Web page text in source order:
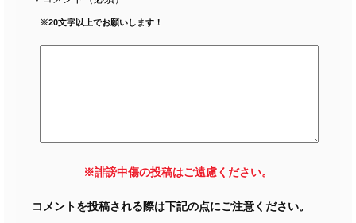
※20文字以上でお願いします！
※誹謗中傷の投稿はご遠慮ください。
コメントを投稿される際は下記の点にご注意ください。